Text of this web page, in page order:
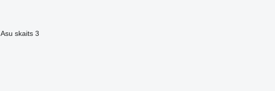
Asu skaits 3